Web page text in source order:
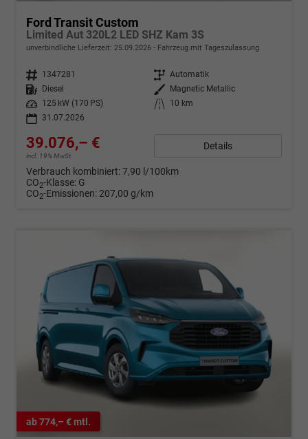
Ford Transit Custom
Limited Aut 320L2 LED SHZ Kam 3S
unverbindliche Lieferzeit: 25.09.2026 Fahrzeug mit Tageszulassung
Fahrzeugnr. 1347281 Getriebe Automatik
Kraftstoff
Diesel Außenfarbe
Magnetic Metallic
Leistung
125 kW (170 PS) Kilometerstand
10 km
31.07.2026
39.076,– €
incl. 19% MwSt.
Details
Verbrauch kombiniert:7,90 l/100km
CO2-Klasse: G
CO2-Emissionen: 207,00 g/km
ab 774,– € mtl.